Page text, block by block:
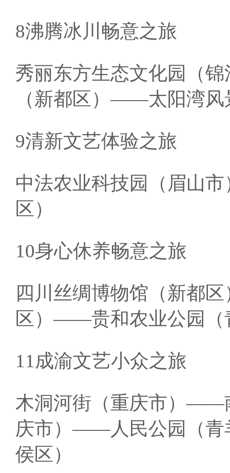
8沸腾冰川畅意之旅
秀丽东方生态文化园（
（新都区）——太阳湾
9清新文艺体验之旅
中法农业科技园（眉山
区）
10身心休养畅意之旅
四川丝绸博物馆（新都
区）——贵和农业公园
11成渝文艺小众之旅
木洞河街（重庆市）——
庆市）——人民公园（
侯区）